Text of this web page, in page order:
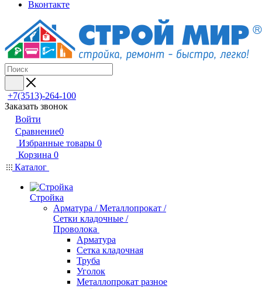
Вконтакте
+7(3513)-264-100
Заказать звонок
Войти
Сравнение0
Избранные товары 0
Корзина 0
Каталог
Стройка
Арматура / Металлопрокат /
Сетки кладочные /
Проволока
Арматура
Сетка кладочная
Труба
Уголок
Металлопрокат разное